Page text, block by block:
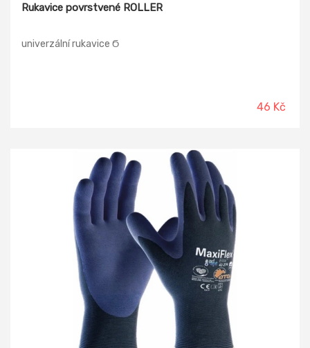
Rukavice povrstvené ROLLER
univerzální rukavice Ϭ
46 Kč